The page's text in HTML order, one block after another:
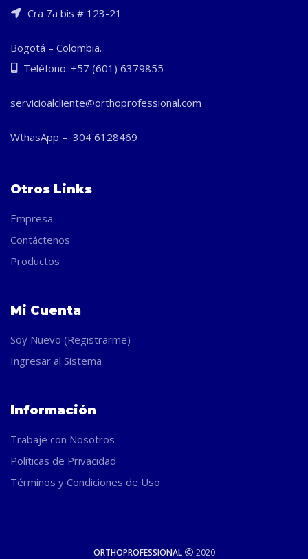
Cra 7a bis # 123-21
Bogotá – Colombia.
Teléfono: +57 (601) 6379855
servicioalcliente@orthoprofessional.com
WthasApp – 304 6128469
Otros Links
Empresa
Contáctenos
Productos
Mi Cuenta
Soy Nuevo (Registrarme)
Ingresar al Sistema
Información
Trabaje con Nosotros
Políticas de Privacidad
Términos y Condiciones de Uso
ORTHOPROFESSIONAL 2020